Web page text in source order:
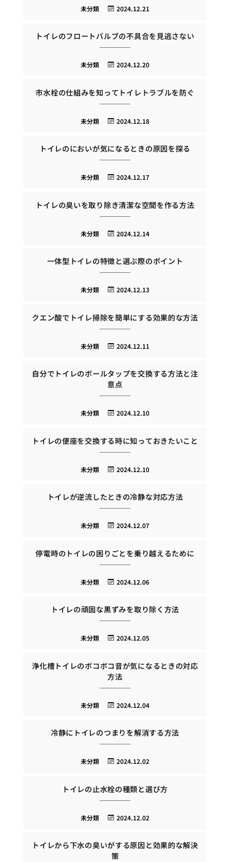
2024.12.21
未分類
トイレのフロートバルブの不具合を見逃さない
2024.12.20
未分類
市水栓の仕組みを知ってトイレトラブルを防ぐ
2024.12.18
未分類
トイレのにおいが気になるときの原因を探る
2024.12.17
未分類
トイレの臭いを取り除き清潔な空間を作る方法
2024.12.14
未分類
一体型トイレの特徴と選ぶ際のポイント
2024.12.13
未分類
クエン酸でトイレ掃除を簡単にする効果的な方法
2024.12.11
未分類
自分でトイレのボールタップを交換する方法と注
意点
2024.12.10
未分類
トイレの便座を交換する時に知っておきたいこと
2024.12.10
未分類
トイレが逆流したときの冷静な対応方法
2024.12.07
未分類
停電時のトイレの困りごとを乗り越えるために
2024.12.06
未分類
トイレの頑固な黒ずみを取り除く方法
2024.12.05
未分類
浄化槽トイレのボコボコ音が気になるときの対応
方法
2024.12.04
未分類
冷静にトイレのつまりを解消する方法
2024.12.02
未分類
トイレの止水栓の種類と選び方
2024.12.02
未分類
トイレから下水の臭いがする原因と効果的な解決
策